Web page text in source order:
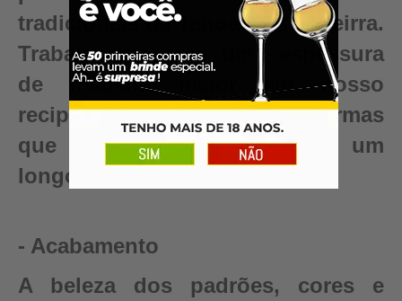
tradicionais da Tanoaria Brasileirra.
Trabalhamos com uma espessura
de madeira maior em nosso
recipientes para garantir reformas
que renovam seu barril para um
longo período de uso.
- Acabamento
A beleza dos padrões, cores e